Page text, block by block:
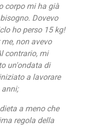
corpo mi ha già
Dovevo
ho perso 15 kg!
non avevo
contrario, mi
un'ondata di
a lavorare
a meno che
regola della